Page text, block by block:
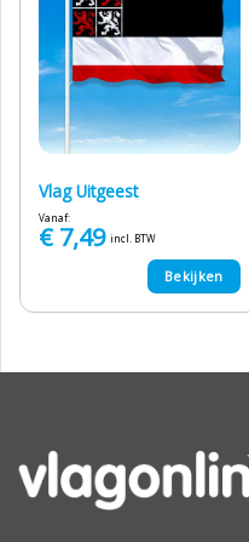
Vlag Uitgeest
Vanaf:
€7,49 incl. BTW
Bekijken